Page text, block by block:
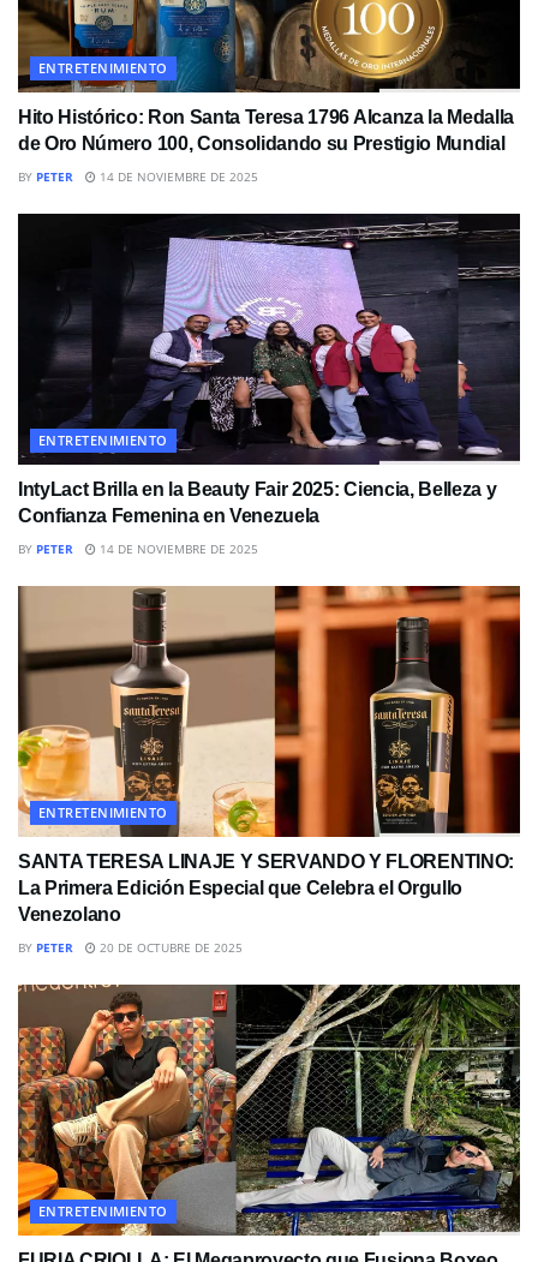
ENTRETENIMIENTO
Hito Histórico: Ron Santa Teresa 1796 Alcanza la Medalla
de Oro Número 100, Consolidando su Prestigio Mundial
BY PETER 14 DE NOVIEMBRE DE 2025
ENTRETENIMIENTO
IntyLact Brilla en la Beauty Fair 2025: Ciencia, Belleza y
Confianza Femenina en Venezuela
BY PETER 14 DE NOVIEMBRE DE 2025
ENTRETENIMIENTO
SANTA TERESA LINAJE Y SERVANDO Y FLORENTINO:
La Primera Edición Especial que Celebra el Orgullo
Venezolano
BY PETER 20 DE OCTUBRE DE 2025
ENTRETENIMIENTO